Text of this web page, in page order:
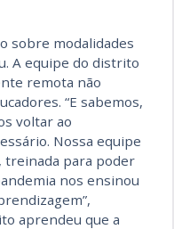
sobre modalidades
A equipe do distrito
remota não
“E sabemos,
voltar ao
Nossa equipe
para poder
nos ensinou
aprendeu que a